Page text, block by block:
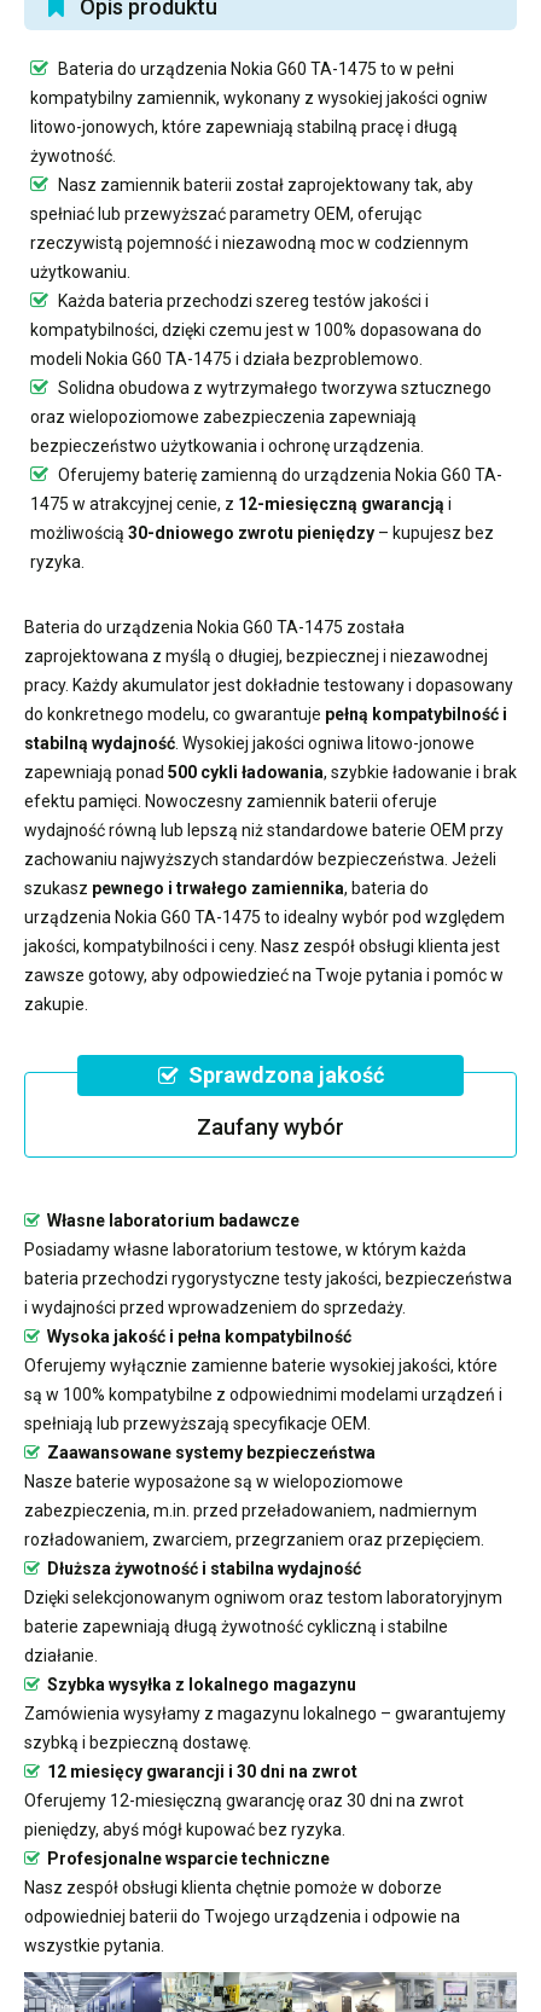
Opis produktu
Bateria do urządzenia Nokia G60 TA-1475 to w pełni
kompatybilny zamiennik, wykonany z wysokiej jakości ogniw
litowo-jonowych, które zapewniają stabilną pracę i długą
żywotność.
Nasz zamiennik baterii został zaprojektowany tak, aby
spełniać lub przewyższać parametry OEM, oferując
rzeczywistą pojemność i niezawodną moc w codziennym
użytkowaniu.
Każda bateria przechodzi szereg testów jakości i
kompatybilności, dzięki czemu jest w 100% dopasowana do
modeli Nokia G60 TA-1475 i działa bezproblemowo.
Solidna obudowa z wytrzymałego tworzywa sztucznego
oraz wielopoziomowe zabezpieczenia zapewniają
bezpieczeństwo użytkowania i ochronę urządzenia.
Oferujemybaterię zamienną do urządzenia Nokia G60 TA-
1475 w atrakcyjnej cenie, z 12-miesięczną gwarancją i
możliwością 30-dniowego zwrotu pieniędzy – kupujesz bez
ryzyka.
Bateria do urządzenia Nokia G60 TA-1475 została
zaprojektowana z myślą o długiej, bezpiecznej i niezawodnej
pracy. Każdy akumulator jest dokładnie testowany i dopasowany
do konkretnego modelu, co gwarantuje pełną kompatybilność i
stabilną wydajność . Wysokiej jakości ogniwa litowo-jonowe
zapewniają ponad 500 cykli ładowania, szybkie ładowanie i brak
efektu pamięci. Nowoczesny zamiennik baterii oferuje
wydajność równą lub lepszą niż standardowe baterie OEM przy
zachowaniu najwyższych standardów bezpieczeństwa. Jeżeli
szukasz pewnego i trwałego zamiennika, bateria do
urządzenia Nokia G60 TA-1475 to idealny wybór pod względem
jakości, kompatybilności i ceny. Nasz zespół obsługi klienta jest
zawsze gotowy, aby odpowiedzieć na Twoje pytania i pomóc w
zakupie.
Sprawdzona jakość
Zaufany wybór
Własne laboratorium badawcze
Posiadamy własne laboratorium testowe, w którym każda
bateria przechodzi rygorystyczne testy jakości, bezpieczeństwa
i wydajności przed wprowadzeniem do sprzedaży.
Wysoka jakość i pełna kompatybilność
Oferujemy wyłącznie zamienne baterie wysokiej jakości, które
są w 100% kompatybilne z odpowiednimi modelami urządzeń i
spełniają lub przewyższają specyfikacje OEM.
Zaawansowane systemy bezpieczeństwa
Nasze baterie wyposażone są w wielopoziomowe
zabezpieczenia, m.in. przed przeładowaniem, nadmiernym
rozładowaniem, zwarciem, przegrzaniem oraz przepięciem.
Dłuższa żywotność i stabilna wydajność
Dzięki selekcjonowanym ogniwom oraz testom laboratoryjnym
baterie zapewniają długą żywotność cykliczną i stabilne
działanie.
Szybka wysyłka z lokalnego magazynu
Zamówienia wysyłamy z magazynu lokalnego – gwarantujemy
szybką i bezpieczną dostawę.
12 miesięcy gwarancji i 30 dni na zwrot
Oferujemy 12-miesięczną gwarancję oraz 30 dni na zwrot
pieniędzy, abyś mógł kupować bez ryzyka.
Profesjonalne wsparcie techniczne
Nasz zespół obsługi klienta chętnie pomoże w doborze
odpowiedniej baterii do Twojego urządzenia i odpowie na
wszystkie pytania.